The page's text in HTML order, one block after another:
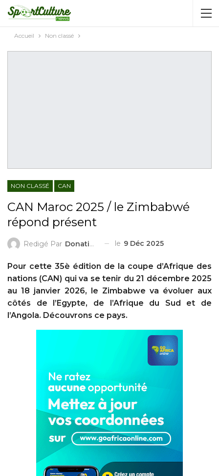
Accueil Non classé
NON CLASSÉ CAN
CAN Maroc 2025 / le Zimbabwé
répond présent
Redigé Par Donatien ZIGGAH le 9 Déc 2025
Pour cette 35è édition de la coupe d’Afrique des
nations (CAN) qui va se tenir du 21 décembre 2025
au 18 janvier 2026, le Zimbabwe va évoluer aux
côtés de l’Egypte, de l’Afrique du Sud et de
l’Angola. Découvrons ce pays.
AUTORISATION DE LA HAAC N°0134/HAAC/12-